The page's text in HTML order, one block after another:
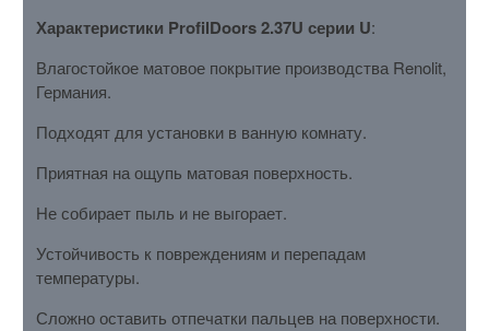
Характеристики ProfilDoors 2.37U серии U:
Влагостойкое матовое покрытие производства Renolit,
Германия.
Подходят для установки в ванную комнату.
Приятная на ощупь матовая поверхность.
Не собирает пыль и не выгорает.
Устойчивость к повреждениям и перепадам
температуры.
Сложно оставить отпечатки пальцев на поверхности.